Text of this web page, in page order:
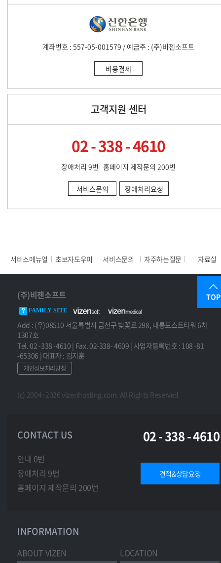
계좌번호 : 557-05-001579 / 예금주 : (주)비젠소프트
비용결제
고객지원 센터
02 - 338 - 4610
장애처리 9번 홈페이지 제작문의 200번
서비스문의 장애처리요청
서비스메뉴얼 초보자도우미 서비스문의 자주하는질문 자료실
TOP
(주)비젠소프트
FAMILY SITE
Add : (우)08510 서울특별시 금천구 벚꽃로 298, 대륭포스트타워 6차
1307호
Tel. 02 -338 -4610 | Fax. 02-338- 4609 | 사업자등록번호 : 108 -81
-65306 | 대표자 : 김지훈
개인정보처리방침
(c) 2004~2026 vizenhosting.com. All Rights Reserved
CONTACT US 02 - 338 - 4610
안내 0번
장애처리 9번
홈페이지 제작문의 200번
견적&상담요청
INFORMATION
ABOUT VIZEN LOCATION